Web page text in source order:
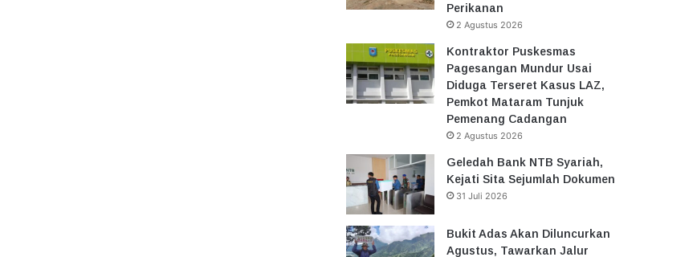
Perikanan
2 Agustus 2026
Kontraktor Puskesmas
Pagesangan Mundur Usai
Diduga Terseret Kasus LAZ,
Pemkot Mataram Tunjuk
Pemenang Cadangan
2 Agustus 2026
Geledah Bank NTB Syariah,
Kejati Sita Sejumlah Dokumen
31 Juli 2026
Bukit Adas Akan Diluncurkan
Agustus, Tawarkan Jalur